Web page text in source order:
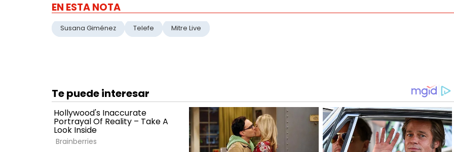
EN ESTA NOTA
Susana Giménez Telefe Mitre Live